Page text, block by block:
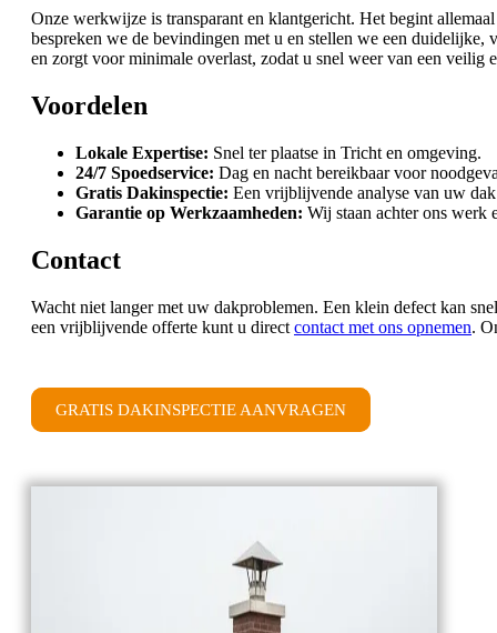
Onze werkwijze is transparant en klantgericht. Het begint
bespreken we de bevindingen met u en stellen we een
en zorgt voor minimale overlast, zodat u snel weer van een veilig
Voordelen
Lokale Expertise: Snel ter plaatse in Tricht en omgeving.
24/7 Spoedservice: Dag en nacht bereikbaar voor
Gratis Dakinspectie: Een vrijblijvende analyse van uw
Garantie op Werkzaamheden: Wij staan achter ons werk
Contact
Wacht niet langer met uw dakproblemen. Een klein defect kan
een vrijblijvende offerte kunt u direct contact met ons opnemen.
GRATIS DAKINSPECTIE AANVRAGEN